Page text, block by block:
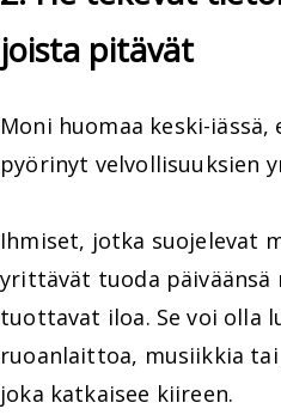
joista pitävät
Moni huomaa keski-
pyörinyt velvollisuuksien
Ihmiset, jotka suojelevat
yrittävät tuoda päiväänsä
tuottavat iloa. Se voi olla
ruoanlaittoa, musiikkia
joka katkaisee kiireen.